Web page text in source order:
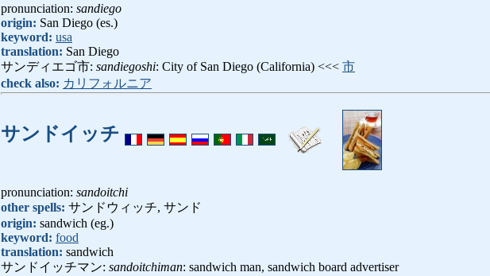
pronunciation: sandiego
origin: San Diego (es.)
keyword: usa
translation: San Diego
サンディエゴ市: sandiegoshi: City of San Diego (California) <<< 市
check also: カリフォルニア
サンドイッチ
pronunciation: sandoitchi
other spells: サンドウィッチ, サンド
origin: sandwich (eg.)
keyword: food
translation: sandwich
サンドイッチマン: sandoitchiman: sandwich man, sandwich board advertiser